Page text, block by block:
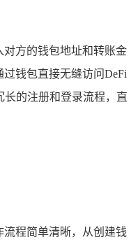
方的钱包地址和转账金
钱包直接无缝访问DeFi
长的注册和登录流程，直
程简单清晰，从创建钱